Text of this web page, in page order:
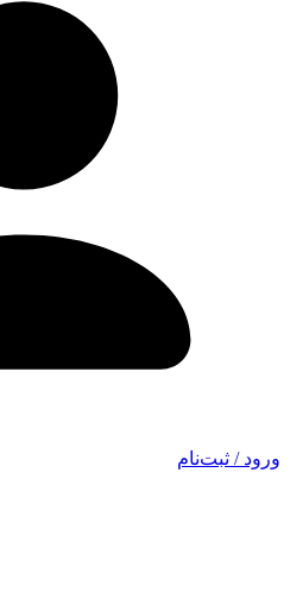
ورود / ثبت‌نام